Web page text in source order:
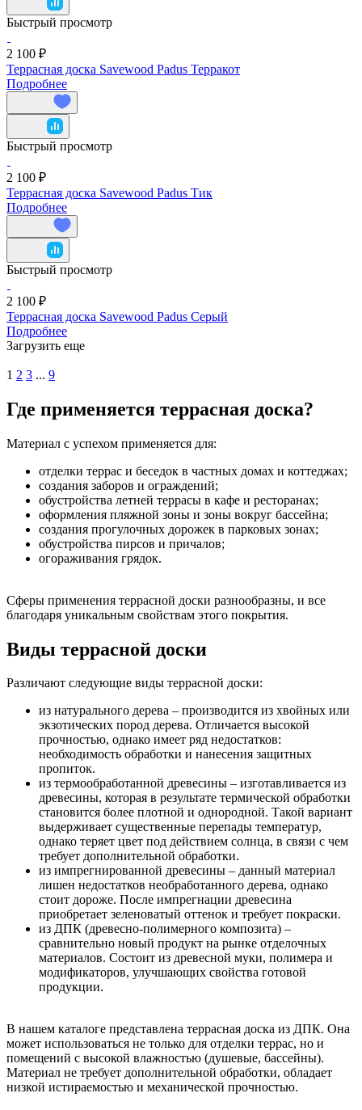
Быстрый просмотр
2 100 ₽
Террасная доска Savewood Padus Терракот
Подробнее
Быстрый просмотр
2 100 ₽
Террасная доска Savewood Padus Тик
Подробнее
Быстрый просмотр
2 100 ₽
Террасная доска Savewood Padus Серый
Подробнее
Загрузить еще
1 2 3 ... 9
Где применяется террасная доска?
Материал с успехом применяется для:
отделки террас и беседок в частных домах и коттеджах;
создания заборов и ограждений;
обустройства летней террасы в кафе и ресторанах;
оформления пляжной зоны и зоны вокруг бассейна;
создания прогулочных дорожек в парковых зонах;
обустройства пирсов и причалов;
огораживания грядок.
Сферы применения террасной доски разнообразны, и все
благодаря уникальным свойствам этого покрытия.
Виды террасной доски
Различают следующие виды террасной доски:
из натурального дерева – производится из хвойных или
экзотических пород дерева. Отличается высокой
прочностью, однако имеет ряд недостатков:
необходимость обработки и нанесения защитных
пропиток.
из термообработанной древесины – изготавливается из
древесины, которая в результате термической обработки
становится более плотной и однородной. Такой вариант
выдерживает существенные перепады температур,
однако теряет цвет под действием солнца, в связи с чем
требует дополнительной обработки.
из импрегнированной древесины – данный материал
лишен недостатков необработанного дерева, однако
стоит дороже. После импрегнации древесина
приобретает зеленоватый оттенок и требует покраски.
из ДПК (древесно-полимерного композита) –
сравнительно новый продукт на рынке отделочных
материалов. Состоит из древесной муки, полимера и
модификаторов, улучшающих свойства готовой
продукции.
В нашем каталоге представлена террасная доска из ДПК. Она
может использоваться не только для отделки террас, но и
помещений с высокой влажностью (душевые, бассейны).
Материал не требует дополнительной обработки, обладает
низкой истираемостью и механической прочностью.